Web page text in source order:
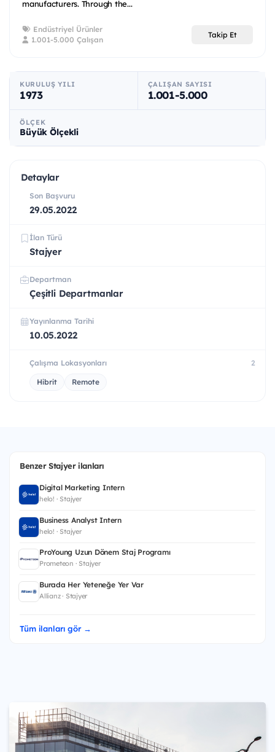
manufacturers. Through the...
Endüstriyel Ürünler
1.001-5.000 Çalışan
Takip Et
KURULUŞ YILI
1973
ÇALIŞAN SAYISI
1.001-5.000
ÖLÇEK
Büyük Ölçekli
Detaylar
Son Başvuru
29.05.2022
İlan Türü
Stajyer
Departman
Çeşitli Departmanlar
Yayınlanma Tarihi
10.05.2022
Çalışma Lokasyonları 2
Hibrit Remote
Benzer Stajyer ilanları
Digital Marketing Intern
helo! · Stajyer
Business Analyst Intern
helo! · Stajyer
ProYoung Uzun Dönem Staj Programı
Prometeon · Stajyer
Burada Her Yeteneğe Yer Var
Allianz · Stajyer
Tüm ilanları gör →